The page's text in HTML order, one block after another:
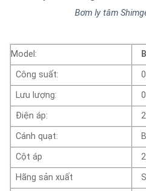
Bơm ly tâm
Model:
Công suất:
Lưu lượng:
Điện áp:
Cánh quạt:
Cột áp
Hãng sản xuất